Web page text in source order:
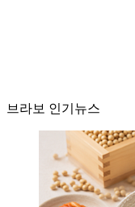
브라보 인기뉴스